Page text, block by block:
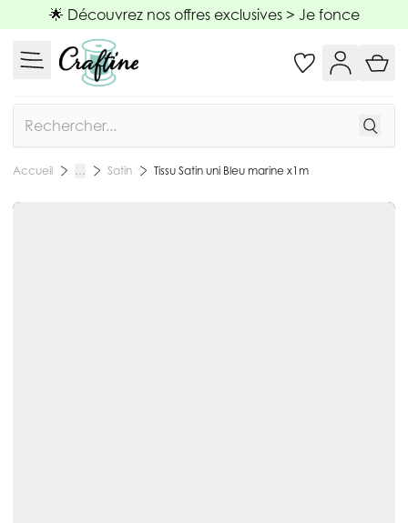
Allez au contenu
🌟 Découvrez nos offres exclusives > Je fonce
Accueil … Satin Tissu Satin uni Bleu marine x1m